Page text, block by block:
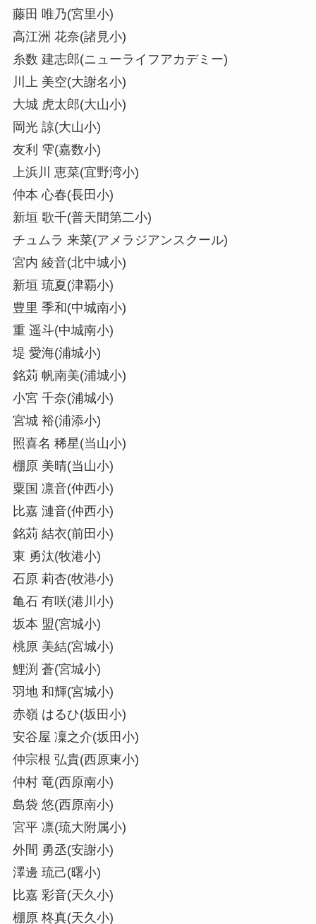
藤田 唯乃(宮里小)
高江洲 花奈(諸見小)
糸数 建志郎(ニューライフアカデミー)
川上 美空(大謝名小)
大城 虎太郎(大山小)
岡光 諒(大山小)
友利 雫(嘉数小)
上浜川 恵菜(宜野湾小)
仲本 心春(長田小)
新垣 歌千(普天間第二小)
チュムラ 来菜(アメラジアンスクール)
宮内 綾音(北中城小)
新垣 琉夏(津覇小)
豊里 季和(中城南小)
重 遥斗(中城南小)
堤 愛海(浦城小)
銘苅 帆南美(浦城小)
小宮 千奈(浦城小)
宮城 裕(浦添小)
照喜名 稀星(当山小)
棚原 美晴(当山小)
粟国 凛音(仲西小)
比嘉 漣音(仲西小)
銘苅 結衣(前田小)
東 勇汰(牧港小)
石原 莉杏(牧港小)
亀石 有咲(港川小)
坂本 盟(宮城小)
桃原 美結(宮城小)
鯉渕 蒼(宮城小)
羽地 和輝(宮城小)
赤嶺 はるひ(坂田小)
安谷屋 凜之介(坂田小)
仲宗根 弘貴(西原東小)
仲村 竜(西原南小)
島袋 悠(西原南小)
宮平 凛(琉大附属小)
外間 勇丞(安謝小)
澤邊 琉己(曙小)
比嘉 彩音(天久小)
棚原 柊真(天久小)